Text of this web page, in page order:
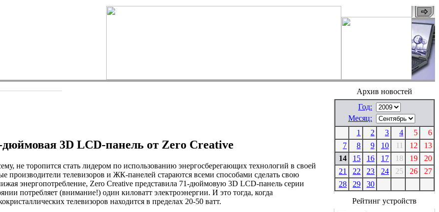
3D LCD-панель от Zero Creative
не торопится стать лидером по использованию энергосберегающих технологий в своей
производители телевизоров и ЖК-панелей стараются всеми способами сделать свою
энергопотребление, Zero Creative представила 71-дюймовую 3D LCD-панель серии
потребляет (внимание!) один киловатт электроэнергии. И это тогда, когда
телевизоров находится в пределах 20-50 ватт.
Архив новостей
Год:
Месяц:
1
2 3 4 5
6
7
8 9 10 11 12
13
14
15 16 17 18 19
20
21
22 23 24 25 26
27
28
29
30
Рейтинг устройств